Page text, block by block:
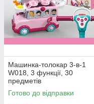
Машинка-толокар 3-в-1
W018, 3 функції, 30
предметів
Готово до відправки